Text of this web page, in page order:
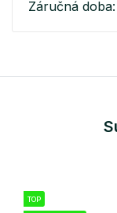
Záručná
TOP